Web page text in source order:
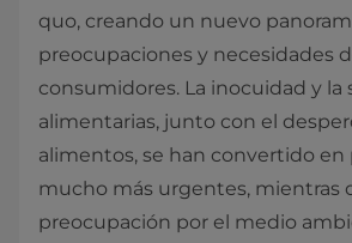
quo, creando un nuevo
preocupaciones y necesidades
consumidores. La inocuidad y la
alimentarias, junto con el
alimentos, se han convertido en
mucho más urgentes, mientras
preocupación por el medio